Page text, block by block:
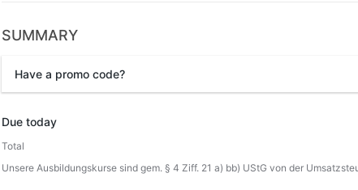
SUMMARY
Have a promo code?
Due today
Total
Unsere Ausbildungskurse sind gem. § 4 Ziff. 21 a) bb) UStG von der